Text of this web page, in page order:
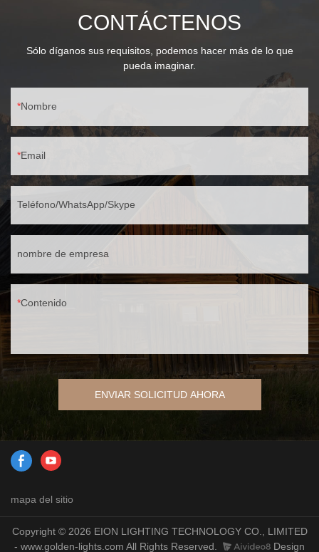
CONTÁCTENOS
Sólo díganos sus requisitos, podemos hacer más de lo que
pueda imaginar.
Nombre
Email
Teléfono/WhatsApp/Skype
nombre de empresa
Contenido
ENVIAR SOLICITUD AHORA
mapa del sitio
Copyright © 2026 EION LIGHTING TECHNOLOGY CO., LIMITED
- www.golden-lights.com All Rights Reserved.
Design